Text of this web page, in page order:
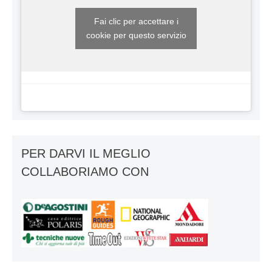
Fai clic per accettare i
cookie per questo servizio
PER DARVI IL MEGLIO
COLLABORIAMO CON